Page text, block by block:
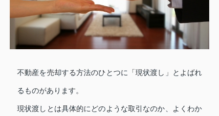
不動産を売却する方法のひとつに「現状渡し」とよばれ
るものがあります。
現状渡しとは具体的にどのような取引なのか、よくわか